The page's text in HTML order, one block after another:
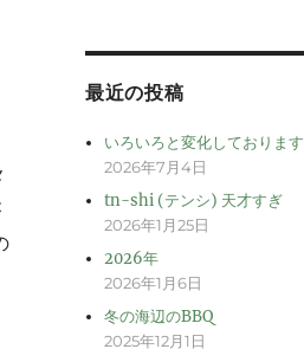
最近の投稿
いろいろと変化しております
2026年7月4日
tn-shi (テンシ) 天才すぎ
2026年1月25日
2026年
2026年1月6日
冬の海辺のBBQ
2025年12月1日